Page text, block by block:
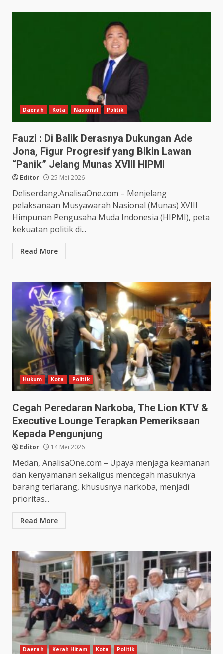
Daerah Kota Nasional Politik
Fauzi : Di Balik Derasnya Dukungan Ade
Jona, Figur Progresif yang Bikin Lawan
“Panik” Jelang Munas XVIII HIPMI
Editor 25 Mei 2026
Deliserdang.AnalisaOne.com – Menjelang
pelaksanaan Musyawarah Nasional (Munas) XVIII
Himpunan Pengusaha Muda Indonesia (HIPMI), peta
kekuatan politik di...
Read More
Hukum Kota Politik
Cegah Peredaran Narkoba, The Lion KTV &
Executive Lounge Terapkan Pemeriksaan
Kepada Pengunjung
Editor 14 Mei 2026
Medan, AnalisaOne.com – Upaya menjaga keamanan
dan kenyamanan sekaligus mencegah masuknya
barang terlarang, khususnya narkoba, menjadi
prioritas...
Read More
Daerah Kerah Hitam Kota Politik